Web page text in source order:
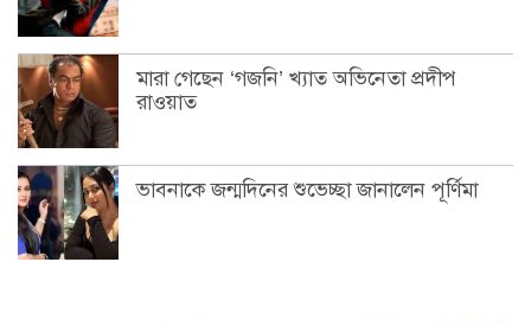
মারা গেছেন ‘গজনি’ খ্যাত অভিনেতা প্রদীপ
রাওয়াত
ভাবনাকে জন্মদিনের শুভেচ্ছা জানালেন পূর্ণিমা